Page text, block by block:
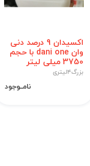
اکسیدان 9 درصد دنی
وان dani one با حجم
3750 میلی لیتر
بزرگ۴لیتری
نامــوجود